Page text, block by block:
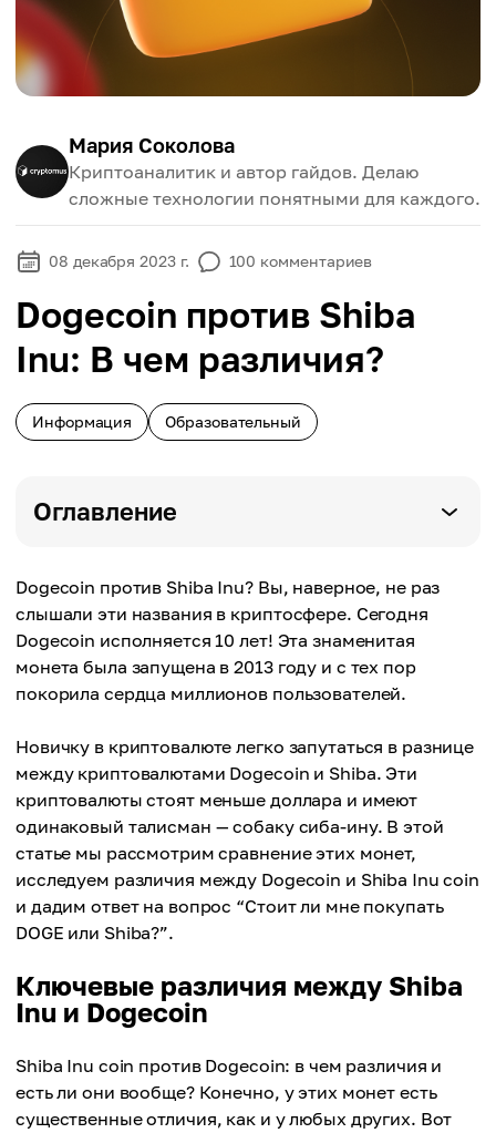
Мария Соколова
Криптоаналитик и автор гайдов. Делаю
сложные технологии понятными для каждого.
08 декабря 2023 г. 100 комментариев
Dogecoin против Shiba
Inu: В чем различия?
Информация Образовательный
Оглавление
Dogecoin против Shiba Inu? Вы, наверное, не раз
слышали эти названия в криптосфере. Сегодня
Dogecoin исполняется 10 лет! Эта знаменитая
монета была запущена в 2013 году и с тех пор
покорила сердца миллионов пользователей.
Новичку в криптовалюте легко запутаться в разнице
между криптовалютами Dogecoin и Shiba. Эти
криптовалюты стоят меньше доллара и имеют
одинаковый талисман — собаку сиба-ину. В этой
статье мы рассмотрим сравнение этих монет,
исследуем различия между Dogecoin и Shiba Inu coin
и дадим ответ на вопрос “Стоит ли мне покупать
DOGE или Shiba?”.
Ключевые различия между Shiba
Inu и Dogecoin
Shiba Inu coin против Dogecoin: в чем различия и
есть ли они вообще? Конечно, у этих монет есть
существенные отличия, как и у любых других. Вот